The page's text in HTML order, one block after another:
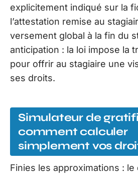
explicitement indiqué sur la
l’attestation remise au
versement global à la fin du
anticipation : la loi impose la
pour offrir au stagiaire une
ses droits.
Simulateur de
comment calculer
simplement vos
Finies les approximations : le